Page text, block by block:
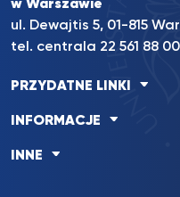
w Warszawie
ul. Dewajtis 5, 01-815
tel. centrala 22 561 88 00
PRZYDATNE LINKI
INFORMACJE
INNE